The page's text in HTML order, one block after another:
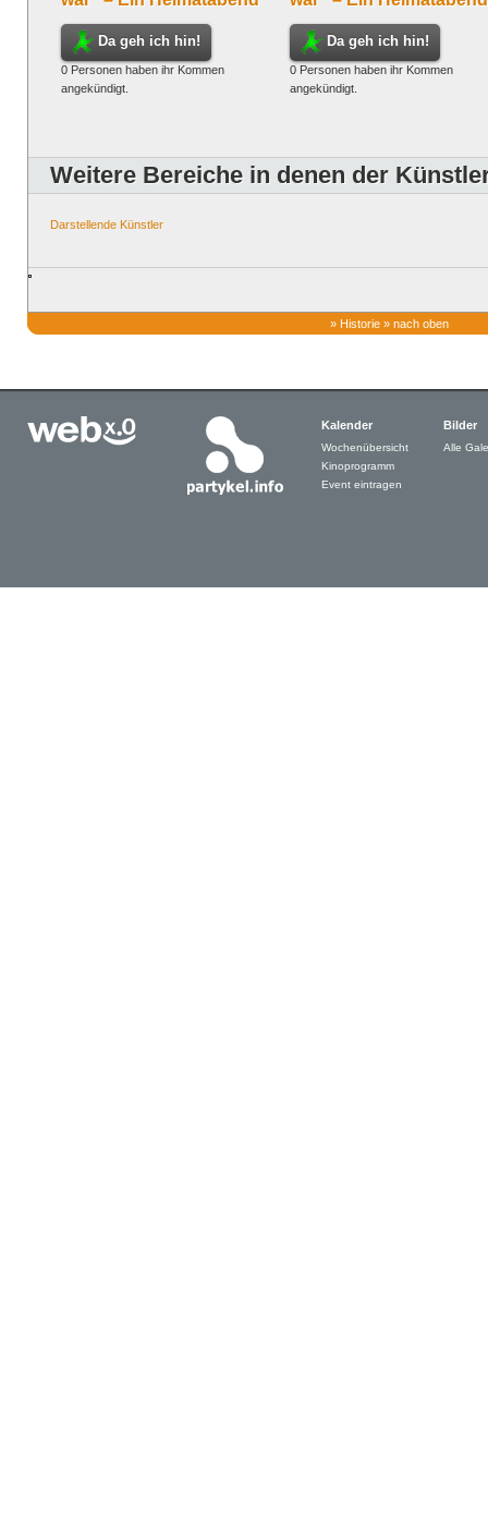
Da geh ich hin!
0 Personen haben ihr Kommen
angekündigt.
Da geh ich hin!
0 Personen haben ihr Kommen
angekündigt.
Weitere Bereiche in denen der
Darstellende Künstler
» Historie » nach oben
Kalender
Wochenübersicht
Kinoprogramm
Event eintragen
Bilder
Alle